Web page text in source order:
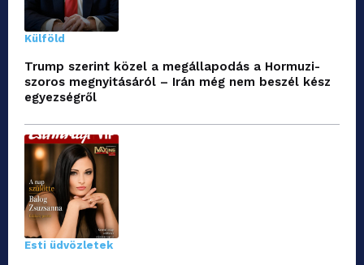
Külföld
Trump szerint közel a megállapodás a Hormuzi-
szoros megnyitásáról – Irán még nem beszél kész
egyezségről
Esti üdvözletek